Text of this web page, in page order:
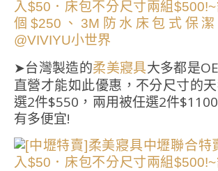
➤台灣製造的柔美寢具大多都是
直營才能如此優惠，不分尺寸的
選2件$550，兩用被任選2件
有多便宜!